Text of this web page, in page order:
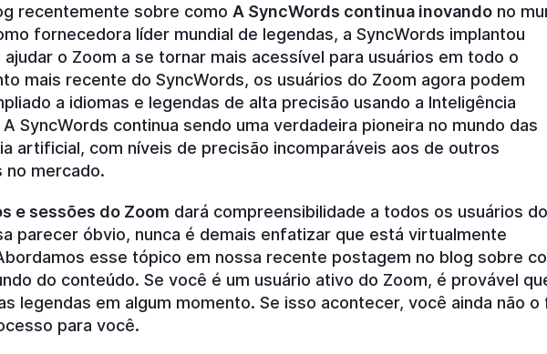
recentemente sobre como A SyncWords continua inovando no
fornecedora líder mundial de legendas, a SyncWords implantou
o Zoom a se tornar mais acessível para usuários em todo o
mais recente do SyncWords, os usuários do Zoom agora podem
a idiomas e legendas de alta precisão usando a Inteligência
SyncWords continua sendo uma verdadeira pioneira no mundo das
artificial, com níveis de precisão incomparáveis aos de outros
no mercado.
e sessões do Zoom dará compreensibilidade a todos os usuários do
parecer óbvio, nunca é demais enfatizar que está virtualmente
esse tópico em nossa recente postagem no blog sobre
do conteúdo. Se você é um usuário ativo do Zoom, é provável
legendas em algum momento. Se isso acontecer, você ainda não o
para você.